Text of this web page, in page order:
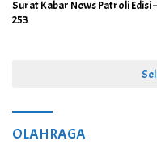
Surat Kabar News Patroli Edisi –
253
OLAHRAGA